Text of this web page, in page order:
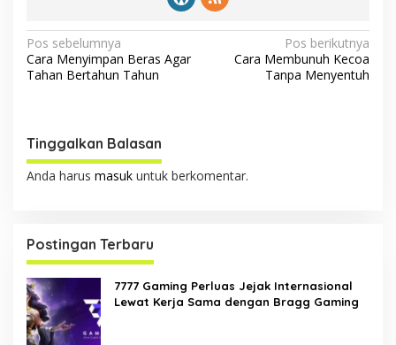
N
a
g
a
p
o
s
Pos sebelumnya
Cara Menyimpan Beras Agar
Tahan Bertahun Tahun
Pos berikutnya
Cara Membunuh Kecoa
Tanpa Menyentuh
Tinggalkan Balasan
Anda harus masuk untuk berkomentar.
Postingan Terbaru
7777 Gaming Perluas Jejak Internasional
Lewat Kerja Sama dengan Bragg Gaming